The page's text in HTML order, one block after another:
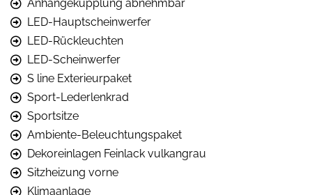
Anhängekupplung abnehmbar
LED-Hauptscheinwerfer
LED-Rückleuchten
LED-Scheinwerfer
S line Exterieurpaket
Sport-Lederlenkrad
Sportsitze
Ambiente-Beleuchtungspaket
Dekoreinlagen Feinlack vulkangrau
Sitzheizung vorne
Klimaanlage